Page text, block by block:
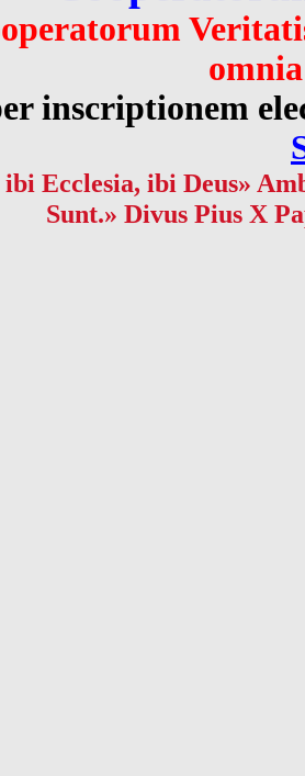
inscriptionem
Ecclesia, ibi Deus»
Sunt.» Divus Pius X